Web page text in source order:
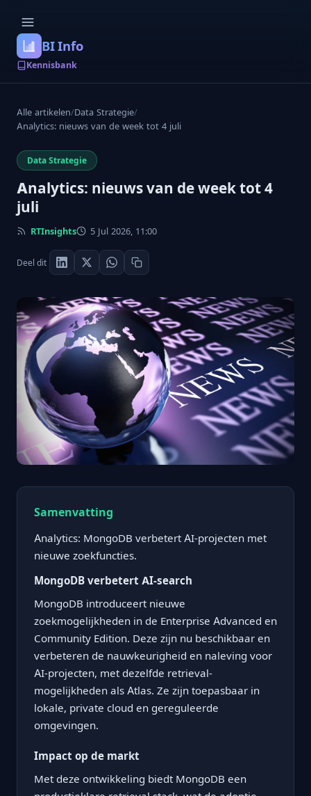
BI Info
Kennisbank
Alle artikelen/Data Strategie/
Analytics: nieuws van de week tot 4 juli
Data Strategie
Analytics: nieuws van de week tot 4
juli
RTInsights 5 Jul 2026, 11:00
Deel dit
Samenvatting
Analytics: MongoDB verbetert AI-projecten met
nieuwe zoekfuncties.
MongoDB verbetert AI-search
MongoDB introduceert nieuwe
zoekmogelijkheden in de Enterprise Advanced en
Community Edition. Deze zijn nu beschikbaar en
verbeteren de nauwkeurigheid en naleving voor
AI-projecten, met dezelfde retrieval-
mogelijkheden als Atlas. Ze zijn toepasbaar in
lokale, private cloud en gereguleerde
omgevingen.
Impact op de markt
Met deze ontwikkeling biedt MongoDB een